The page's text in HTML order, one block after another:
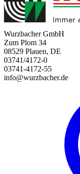
Wurzbacher GmbH
Zum Plom 34
08529 Plauen, DE
03741/4172-0
03741-4172-55
info@wurzbacher.de